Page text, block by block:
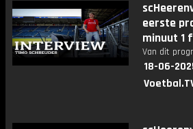
eerste
minuut 1
Van dit
18-06-